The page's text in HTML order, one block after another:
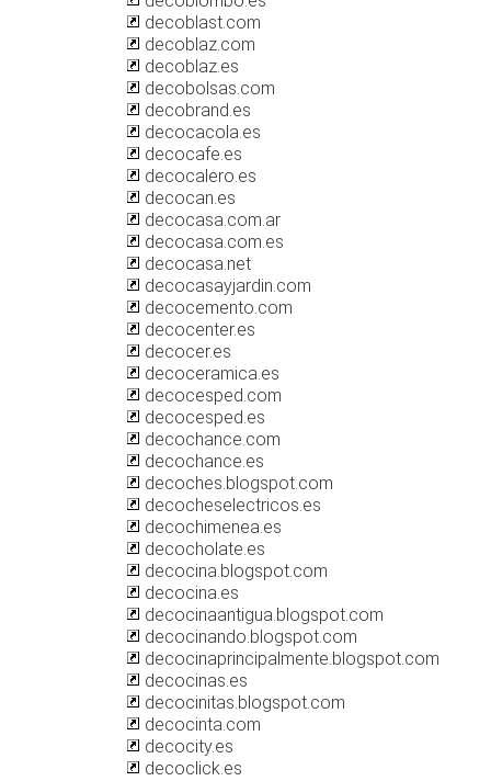
decoblast.com
decoblaz.com
decoblaz.es
decobolsas.com
decobrand.es
decocacola.es
decocafe.es
decocalero.es
decocan.es
decocasa.com.ar
decocasa.com.es
decocasa.net
decocasayjardin.com
decocemento.com
decocenter.es
decocer.es
decoceramica.es
decocesped.com
decocesped.es
decochance.com
decochance.es
decoches.blogspot.com
decocheselectricos.es
decochimenea.es
decocholate.es
decocina.blogspot.com
decocina.es
decocinaantigua.blogspot.com
decocinando.blogspot.com
decocinaprincipalmente.blogspot.com
decocinas.es
decocinitas.blogspot.com
decocinta.com
decocity.es
decoclick.es